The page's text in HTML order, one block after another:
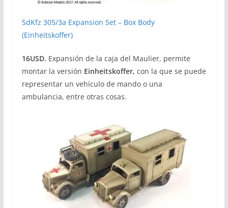
SdKfz 305/3a Expansion Set – Box Body
(Einheitskoffer)
16USD. Expansión de la caja del Maulier, permite
montar la versión Einheitskoffer, con la que se puede
representar un vehículo de mando o una
ambulancia, entre otras cosas.